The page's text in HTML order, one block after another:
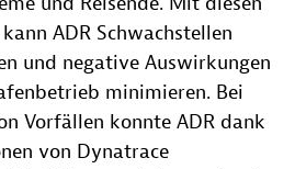
ADR Schwachstellen
und negative Auswirkungen
minimieren. Bei
Vorfällen konnte ADR dank
von Dynatrace